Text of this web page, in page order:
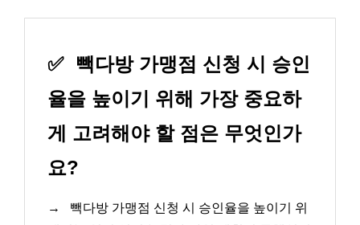
✅
빽다방 가맹점 신청 시 승인
율을 높이기 위해 가장 중요하
게 고려해야 할 점은 무엇인가
요?
→
빽다방 가맹점 신청 시 승인율을 높이기 위